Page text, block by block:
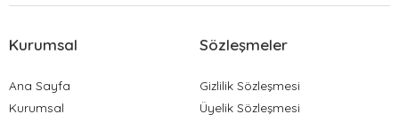
Kurumsal
Ana Sayfa
Kurumsal
Sözleşmeler
Gizlilik Sözleşmesi
Üyelik Sözleşmesi